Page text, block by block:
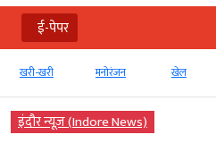
ई-पेपर
खरी-खरी मनोरंजन खेल
इंदौर न्यूज़ (Indore News)